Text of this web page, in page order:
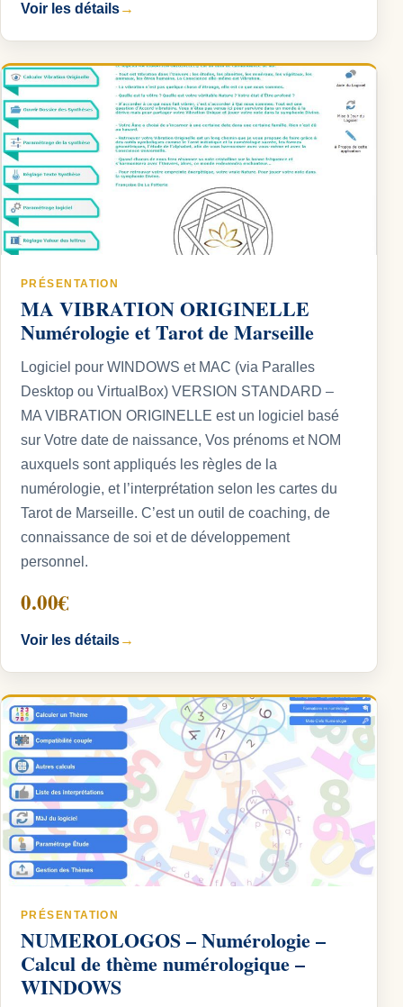
Voir les détails→
PRÉSENTATION
MA VIBRATION ORIGINELLE
Numérologie et Tarot de Marseille
Logiciel pour WINDOWS et MAC (via Paralles
Desktop ou VirtualBox) VERSION STANDARD –
MA VIBRATION ORIGINELLE est un logiciel basé
sur Votre date de naissance, Vos prénoms et NOM
auxquels sont appliqués les règles de la
numérologie, et l’interprétation selon les cartes du
Tarot de Marseille. C’est un outil de coaching, de
connaissance de soi et de développement
personnel.
0.00€
Voir les détails→
PRÉSENTATION
NUMEROLOGOS – Numérologie –
Calcul de thème numérologique –
WINDOWS